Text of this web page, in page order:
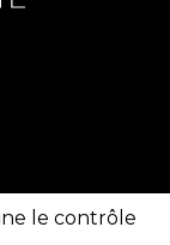
le contrôle